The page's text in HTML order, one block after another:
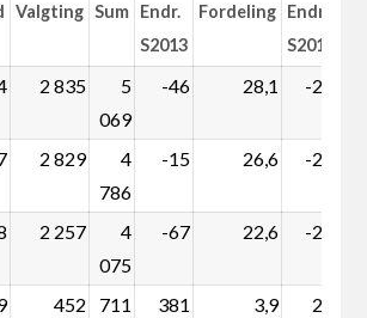
Valgting Sum Endr.
S2013
Fordeling Endr.
S2013
2 835
5
069
-46 28,1 -2,6
2 829
4
786
-15 26,6 -2,3
2 257
4
075
-67 22,6 -2,3
452 711 381 3,9 2,0